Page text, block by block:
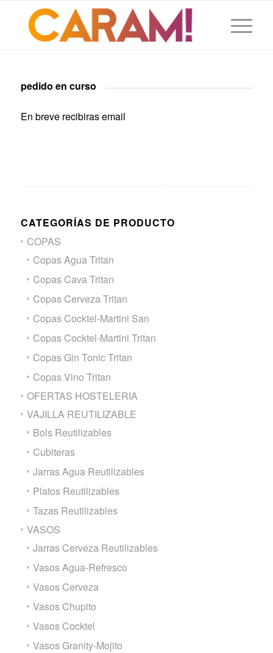
pedido en curso
En breve recibiras email
CATEGORÍAS DE PRODUCTO
COPAS
Copas Agua Tritan
Copas Cava Tritan
Copas Cerveza Tritan
Copas Cocktel-Martini San
Copas Cocktel-Martini Tritan
Copas Gin Tonic Tritan
Copas Vino Tritan
OFERTAS HOSTELERIA
VAJILLA REUTILIZABLE
Bols Reutilizables
Cubiteras
Jarras Agua Reutilizables
Platos Reutilizables
Tazas Reutilizables
VASOS
Jarras Cerveza Reutilizables
Vasos Agua-Refresco
Vasos Cerveza
Vasos Chupito
Vasos Cocktel
Vasos Granity-Mojito